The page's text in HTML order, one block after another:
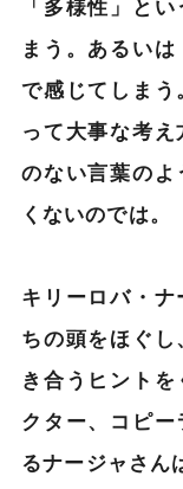
「多様性」と
まう。あるい
で感じてしまう
って大事な考
のない言葉の
くないのでは。
キリーロバ・
ちの頭をほぐ
き合うヒント
クター、コピ
るナージャさん